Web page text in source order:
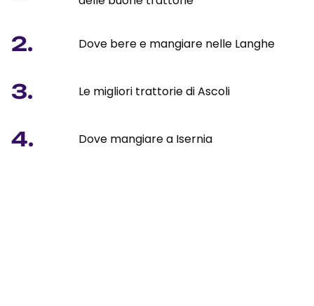
2. Dove bere e mangiare nelle Langhe
3. Le migliori trattorie di Ascoli
4. Dove mangiare a Isernia